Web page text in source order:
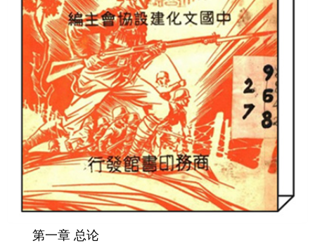
第一章 总论